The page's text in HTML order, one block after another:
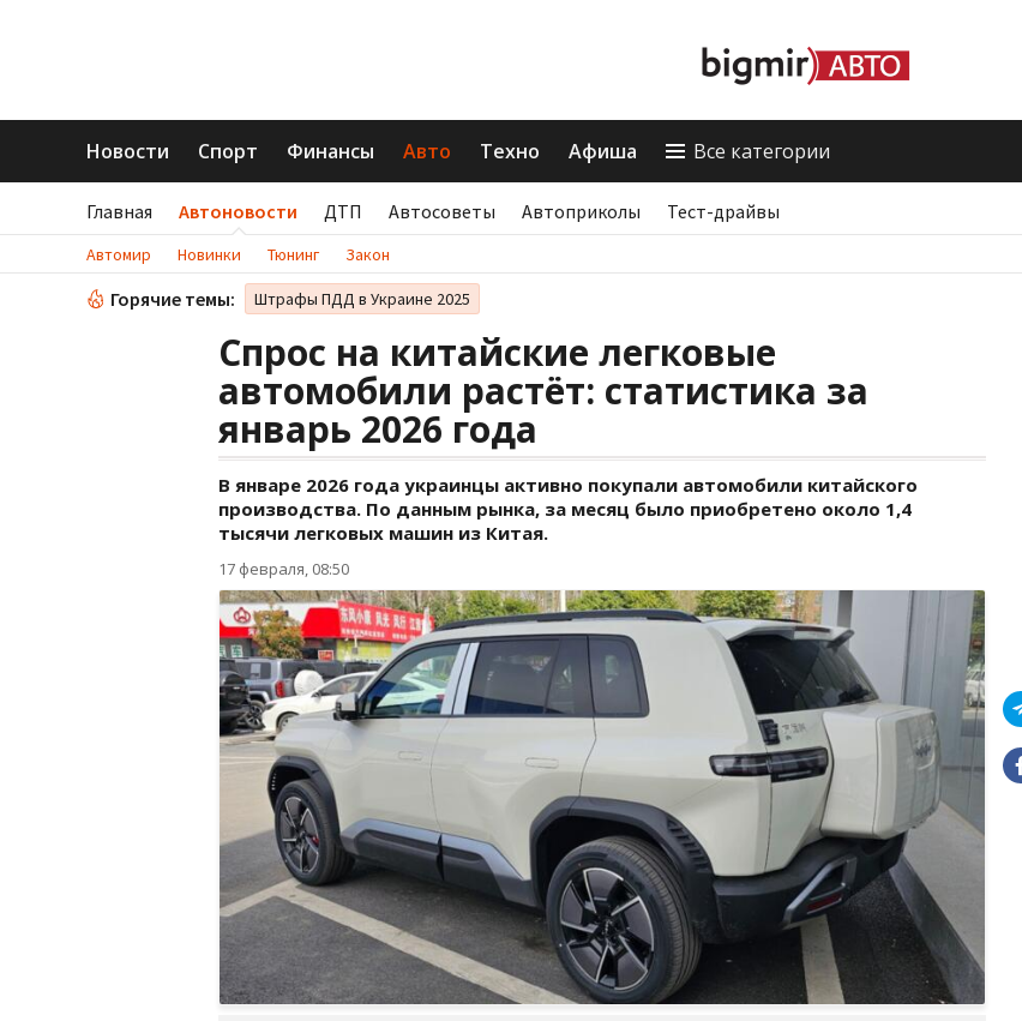
Новости Спорт Финансы Авто Техно Афиша Все категории
Главная Автоновости ДТП Автосоветы Автоприколы Тест-драйвы
Автомир Новинки Тюнинг Закон
Горячие темы: Штрафы ПДД в Украине 2025
Спрос на китайские легковые
автомобили растёт: статистика за
январь 2026 года
В январе 2026 года украинцы активно покупали автомобили китайского
производства. По данным рынка, за месяц было приобретено около 1,4
тысячи легковых машин из Китая.
17 февраля, 08:50